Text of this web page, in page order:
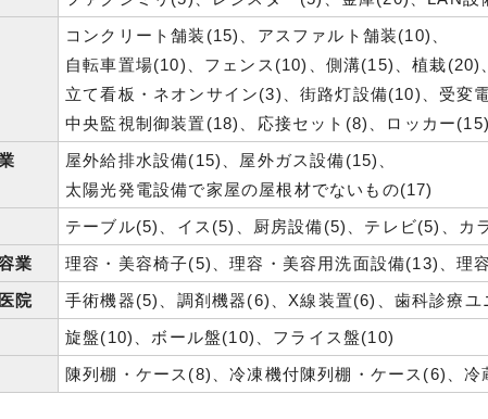
コンクリート舗装(15)、アスファルト舗装(10)、
自転車置場(10)、フェンス(10)、側溝(15)、植栽(20)
立て看板・ネオンサイン(3)、街路灯設備(10)、受変
中央監視制御装置(18)、応接セット(8)、ロッカー
屋外給排水設備(15)、屋外ガス設備(15)、
太陽光発電設備で家屋の屋根材でないもの(17)
テーブル(5)、イス(5)、厨房設備(5)、テレビ(5)、カ
業
理容・美容椅子(5)、理容・美容用洗面設備(13)、理
院
手術機器(5)、調剤機器(6)、X線装置(6)、歯科診療ユ
旋盤(10)、ボール盤(10)、フライス盤(10)
陳列棚・ケース(8)、冷凍機付陳列棚・ケース(6)、